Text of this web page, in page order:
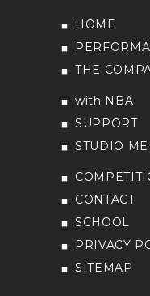
HOME
THE
with NBA
SUPPORT
STUDIO
CONTACT
SCHOOL
PRIVACY
SITEMAP